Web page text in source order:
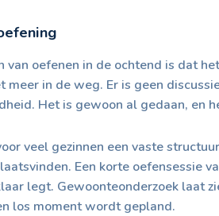
van oefenen in de ochtend is dat
in de weg. Er is geen
Het is gewoon al gedaan, en
veel gezinnen een vaste
Een korte oefensessie
legt. Gewoonteonderzoek laat
los moment wordt gepland.